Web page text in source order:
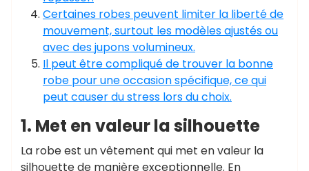
Certaines robes peuvent limiter la liberté de
mouvement, surtout les modèles ajustés ou
avec des jupons volumineux.
Il peut être compliqué de trouver la bonne
robe pour une occasion spécifique, ce qui
peut causer du stress lors du choix.
1. Met en valeur la silhouette
La robe est un vêtement qui met en valeur la
silhouette de manière exceptionnelle. En